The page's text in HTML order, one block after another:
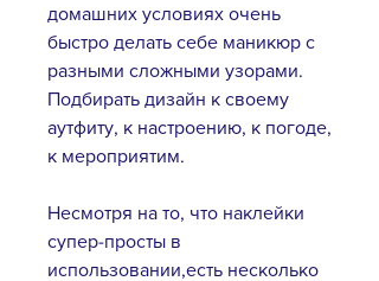
домашних условиях очень
быстро делать себе маникюр с
разными сложными узорами.
Подбирать дизайн к своему
аутфиту, к настроению, к погоде,
к мероприятим.
Несмотря на то, что наклейки
супер-просты в
использовании,есть несколько